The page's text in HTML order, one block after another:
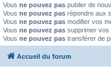
Vous ne pouvez pas publier de
Vous ne pouvez pas répondre aux
Vous ne pouvez pas modifier vos
Vous ne pouvez pas supprimer vos
Vous ne pouvez pas transférer de
Accueil du forum